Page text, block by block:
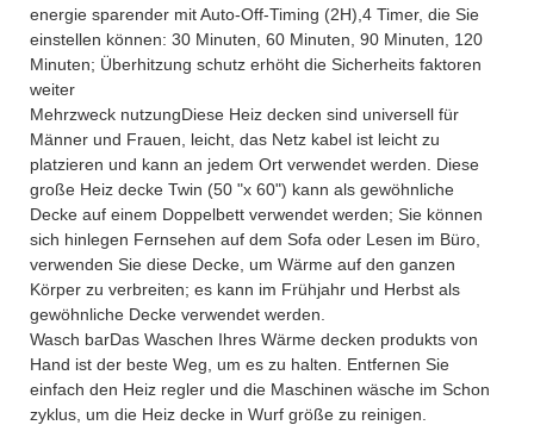
energie sparender mit Auto-Off-Timing (2H),4 Timer, die Sie
einstellen können: 30 Minuten, 60 Minuten, 90 Minuten, 120
Minuten; Überhitzung schutz erhöht die Sicherheits faktoren
weiter
Mehrzweck nutzungDiese Heiz decken sind universell für
Männer und Frauen, leicht, das Netz kabel ist leicht zu
platzieren und kann an jedem Ort verwendet werden. Diese
große Heiz decke Twin (50 "x 60") kann als gewöhnliche
Decke auf einem Doppelbett verwendet werden; Sie können
sich hinlegen Fernsehen auf dem Sofa oder Lesen im Büro,
verwenden Sie diese Decke, um Wärme auf den ganzen
Körper zu verbreiten; es kann im Frühjahr und Herbst als
gewöhnliche Decke verwendet werden.
Wasch barDas Waschen Ihres Wärme decken produkts von
Hand ist der beste Weg, um es zu halten. Entfernen Sie
einfach den Heiz regler und die Maschinen wäsche im Schon
zyklus, um die Heiz decke in Wurf größe zu reinigen.